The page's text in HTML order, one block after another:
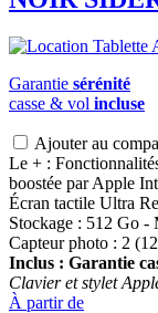
Garantie sérénité
casse & vol incluse
Ajouter au
Le + :
boostée par Apple
Écran tactile Ultra
Stockage : 512 Go
Capteur photo : 2
Inclus : Garantie
Clavier et stylet
À partir de